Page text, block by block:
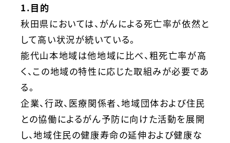
1.目的
秋田県においては、がんによる死亡率が依然と
して高い状況が続いている。
能代山本地域は他地域に比べ、粗死亡率が高
く、この地域の特性に応じた取組みが必要であ
る。
企業、行政、医療関係者、地域団体および住民
との協働によるがん予防に向けた活動を展開
し、地域住民の健康寿命の延伸および健康な